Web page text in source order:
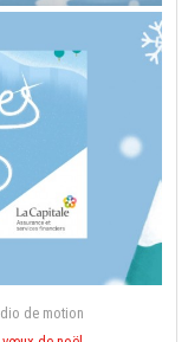
de motion